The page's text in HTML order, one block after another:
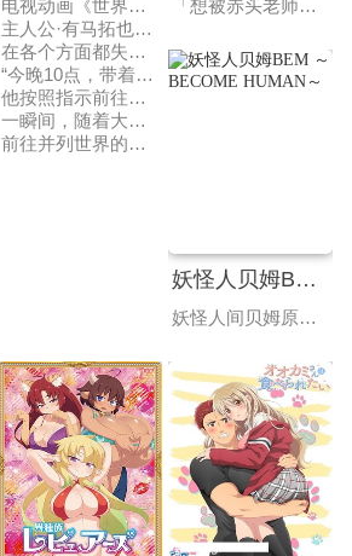
电视动画《世界尽头咏唱恋曲的少女YU-NO》改编自ELF开发的同名游戏，于2016年12月宣布了动画化的消息。动画由feel.负责制作，于2019年4月播出。
主人公·有马拓也幼年丧母，身为历史学者的父亲也在两个月前因事故去世。
在各个方面都失去了活力的高中最后的暑假。某天，他收到了装有镶嵌着用途不明的圆镜和玻璃珠的奇妙物体的小包裹。一起送来的信中有着令人想到父亲还活着的内容……？！
“今晚10点，带着这个东西到剑之岬来。”
他按照指示前往那个地点，却发现神秘的女性倒在那里。而且，那里还有学园长和神秘转学生的身影。
一瞬间，随着大地的轰鸣，他被光所包围……。
前往并列世界的旅程，由此开始了。
「想被赤头老师吃掉」被大街小巷中传闻的「抢夺短裙大叔」抢走短裙的大神雏子。拯救她的是，偶然路过的赤头老师。但是，这是雏子为了接近老师而故意让短裙被抢走…「想成为老师心中特别的人…！」锁上门，关掉灯，乘...
妖怪人贝姆BEM ～BECOME HUMAN～
妖怪人间贝姆原作是1968年播放的动画作品，故事描述主角「贝姆」是个虽然有着丑陋的外表、却有着正义之心的妖怪人，梦想是成为人类的他与伙伴「贝拉」及「贝罗」一起行动，并为了在人类与妖怪之间建立起良好的桥梁而努力消灭那些破坏和平的妖怪。本次推出的新动画由村田莲尔负责角色企划、小高义规执导、并交由小西克幸饰演贝姆、M・A・O 饰演贝拉、小野贤章饰演贝罗的全新作品。